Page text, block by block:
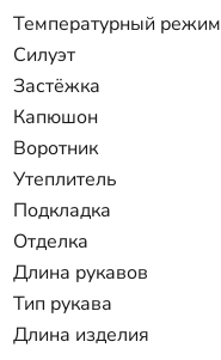
Температурный режим
Силуэт
Застёжка
Капюшон
Воротник
Утеплитель
Подкладка
Отделка
Длина рукавов
Тип рукава
Длина изделия